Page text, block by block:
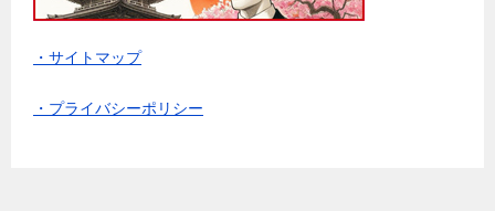
・サイトマップ
・プライバシーポリシー